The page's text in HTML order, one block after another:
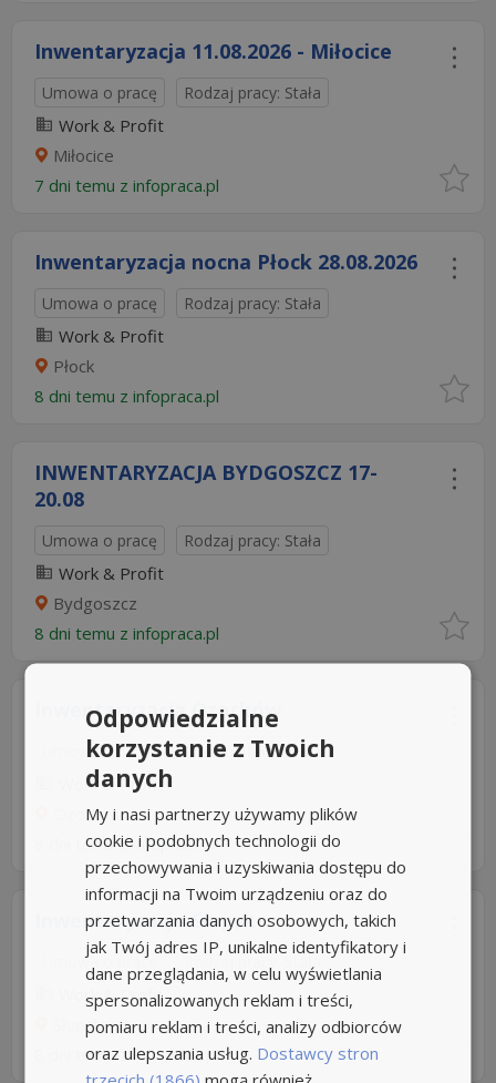
Inwentaryzacja 11.08.2026 - Miłocice
Umowa o pracę Rodzaj pracy: Stała
Work & Profit
Miłocice
7 dni temu z infopraca.pl
Inwentaryzacja nocna Płock 28.08.2026
Umowa o pracę Rodzaj pracy: Stała
Work & Profit
Płock
8 dni temu z infopraca.pl
INWENTARYZACJA BYDGOSZCZ 17-
20.08​
Umowa o pracę Rodzaj pracy: Stała
Work & Profit
Bydgoszcz
8 dni temu z infopraca.pl
Inwentaryzacja Ozorków
Umowa o pracę Rodzaj pracy: Stała
Work & Profit
Ozorków
8 dni temu z infopraca.pl
Inwentaryzacja Słupsk
Umowa o pracę Rodzaj pracy: Stała
Work & Profit
Słupsk
8 dni temu zinfopraca.pl
Odpowiedzialne
korzystanie z Twoich
danych
My i nasi partnerzy używamy plików
cookie i podobnych technologii do
przechowywania i uzyskiwania dostępu do
informacji na Twoim urządzeniu oraz do
przetwarzania danych osobowych, takich
jak Twój adres IP, unikalne identyfikatory i
dane przeglądania, w celu wyświetlania
spersonalizowanych reklam i treści,
pomiaru reklam i treści, analizy odbiorców
oraz ulepszania usług. Dostawcy stron
trzecich (1866) mogą również